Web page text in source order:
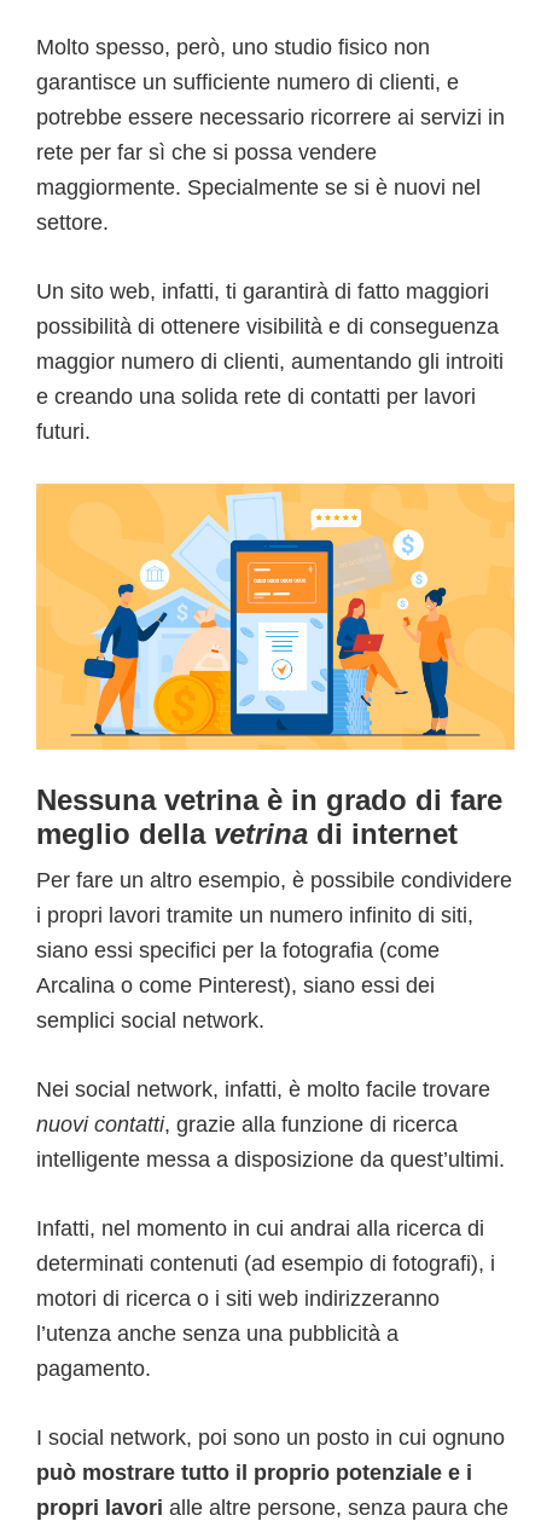
Molto spesso, però, uno studio fisico non
garantisce un sufficiente numero di clienti, e
potrebbe essere necessario ricorrere ai servizi in
rete per far sì che si possa vendere
maggiormente. Specialmente se si è nuovi nel
settore.
Un sito web, infatti, ti garantirà di fatto maggiori
possibilità di ottenere visibilità e di conseguenza
maggior numero di clienti, aumentando gli introiti
e creando una solida rete di contatti per lavori
futuri.
Nessuna vetrina è in grado di fare
meglio della vetrina di internet
Per fare un altro esempio, è possibile condividere
i propri lavori tramite un numero infinito di siti,
siano essi specifici per la fotografia (come
Arcalina o come Pinterest), siano essi dei
semplici social network.
Nei social network, infatti, è molto facile trovare
nuovi contatti, grazie alla funzione di ricerca
intelligente messa a disposizione da quest’ultimi.
Infatti, nel momento in cui andrai alla ricerca di
determinati contenuti (ad esempio di fotografi), i
motori di ricerca o i siti web indirizzeranno
l’utenza anche senza una pubblicità a
pagamento.
I social network, poi sono un posto in cui ognuno
può mostrare tutto il proprio potenziale e i
propri lavori alle altre persone, senza paura che